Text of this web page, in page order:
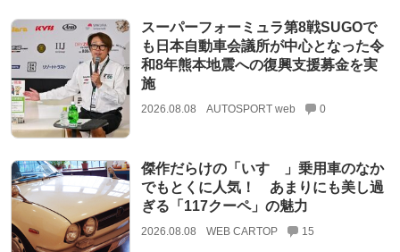
スーパーフォーミュラ第8戦SUGOで
も日本自動車会議所が中心となった令
和8年熊本地震への復興支援募金を実
施
2026.08.08 AUTOSPORT web 0
傑作だらけの「いすゞ」乗用車のなか
でもとくに人気！ あまりにも美し過
ぎる「117クーペ」の魅力
2026.08.08 WEB CARTOP 15